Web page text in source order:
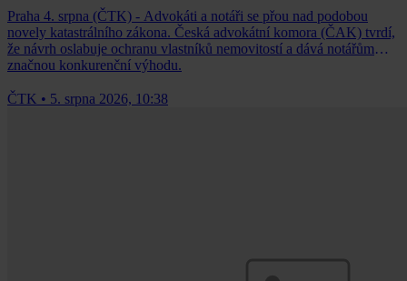
Praha 4. srpna (ČTK) - Advokáti a notáři se přou nad podobou
novely katastrálního zákona. Česká advokátní komora (ČAK) tvrdí,
že návrh oslabuje ochranu vlastníků nemovitostí a dává notářům
značnou konkurenční výhodu.
ČTK • 5. srpna 2026, 10:38